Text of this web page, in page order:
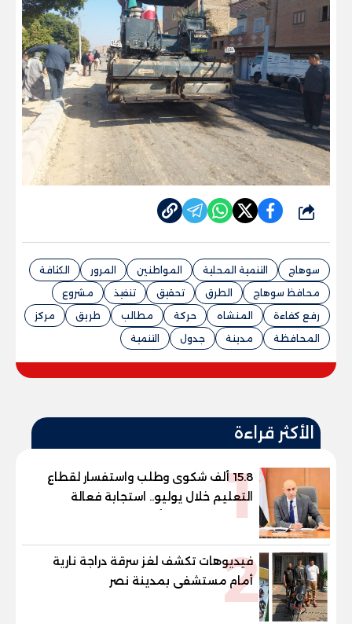
شارك
سوهاج التنمية المحلية المواطنين المرور
الكثافة
محافظ سوهاج
الطرق تحقيق تنفيذ
مشروع
رفع كفاءة
المنشاه حركة مطالب طريق
مركز
المحافظة
مدينة جدول التنمية
الأكثر قراءة
115.8 ألف شكوى وطلب واستفسار لقطاع
التعليم خلال يوليو.. استجابة فعالة
لشكاوى الطلاب وأولياء الأمور
2
فيديوهات تكشف لغز سرقة دراجة نارية
أمام مستشفى بمدينة نصر